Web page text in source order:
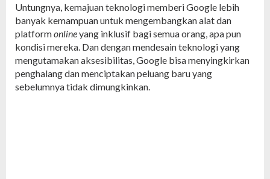
Untungnya, kemajuan teknologi memberi Google lebih
banyak kemampuan untuk mengembangkan alat dan
platformonlineyang inklusif bagi semua orang, apa pun
kondisi mereka. Dan dengan mendesain teknologi yang
mengutamakan aksesibilitas, Google bisa menyingkirkan
penghalang dan menciptakan peluang baru yang
sebelumnya tidak dimungkinkan.